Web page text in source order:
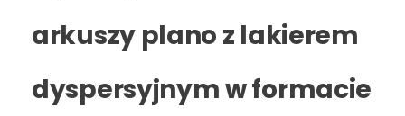
arkuszy plano z lakierem
dyspersyjnym w formacie